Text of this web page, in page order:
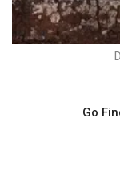
Go